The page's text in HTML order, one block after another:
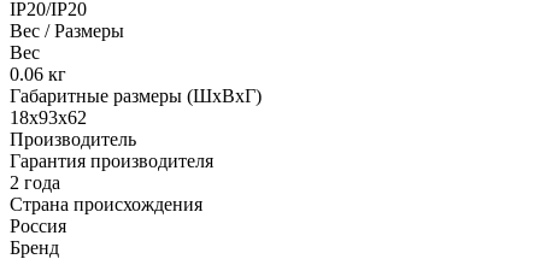
IP20/IP20
Вес / Размеры
Вес
0.06 кг
Габаритные размеры (ШхВхГ)
18x93x62
Производитель
Гарантия производителя
2 года
Страна происхождения
Россия
Бренд